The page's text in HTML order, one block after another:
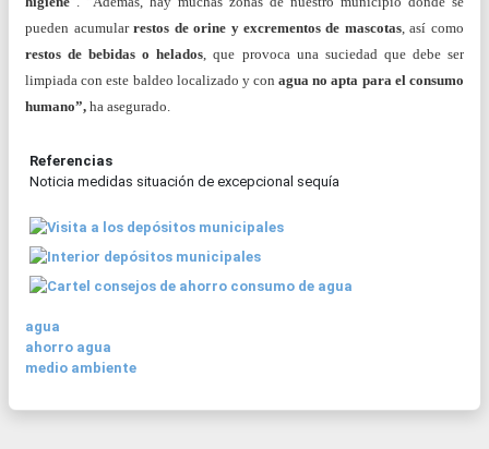
pueden acumularrestos de orine y excrementos de mascotas, así como
restos de bebidas o helados , que provoca una suciedad que debe ser
limpiada con este baldeo localizado y conagua no apta para el consumo
humano”,ha asegurado.
Referencias
Noticia medidas situación de excepcional sequía
agua
ahorro agua
medio ambiente